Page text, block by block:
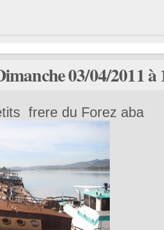
03/04/2011 à
frere du Forez aba